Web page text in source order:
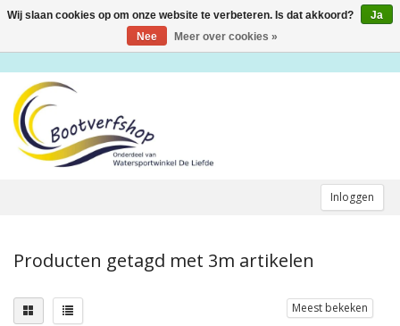
Inloggen
Toggle
Producten getagd met 3m artikelen
Meest bekeken
Wij slaan cookies op om onze website te verbeteren. Is dat akkoord?
Ja
Nee
Meer over cookies »